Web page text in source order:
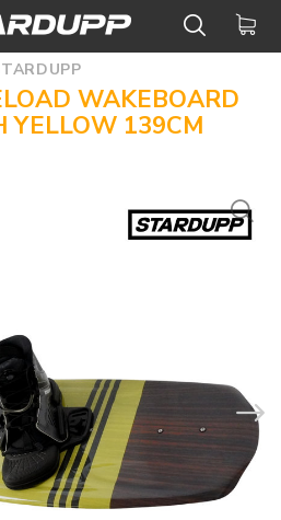
WAKEBOARD
YELLOW 139CM